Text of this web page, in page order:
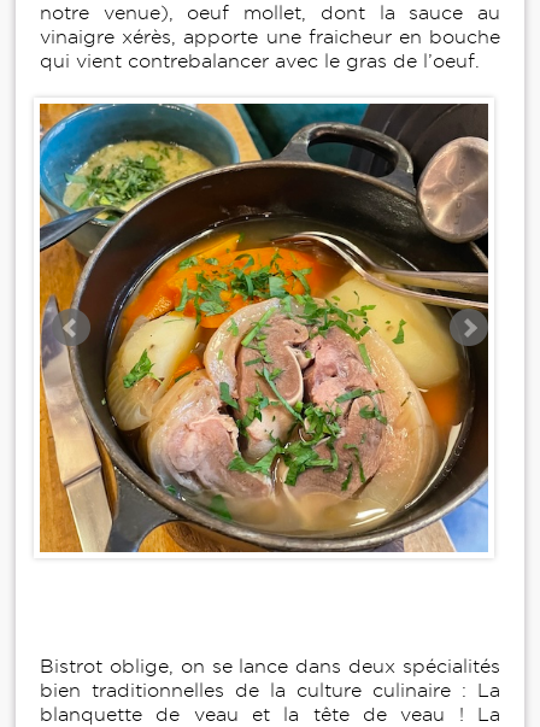
notre venue), oeuf mollet, dont la sauce au
vinaigre xérès, apporte une fraicheur en bouche
qui vient contrebalancer avec le gras de l’oeuf.
Bistrot oblige, on se lance dans deux spécialités
bien traditionnelles de la culture culinaire : La
blanquette de veau et la tête de veau ! La